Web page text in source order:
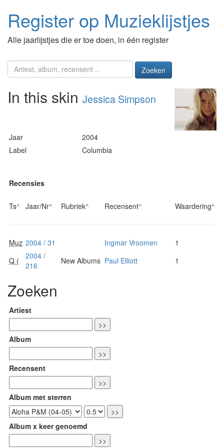
Register op Muzieklijstjes
Alle jaarlijstjes die er toe doen, in één register
Zoeken
In this skin Jessica Simpson
Jaar
2004
Label
Columbia
Recensies
Ts^ Jaar/Nr^ Rubriek^ Recensent^ Waardering^
Muz 2004 / 31 Ingmar Vroomen
1
Q (
2004 /
216
New Albums Paul Elliott 1
Zoeken
Artiest
Album
Recensent
Album met sterren
Album x keer genoemd